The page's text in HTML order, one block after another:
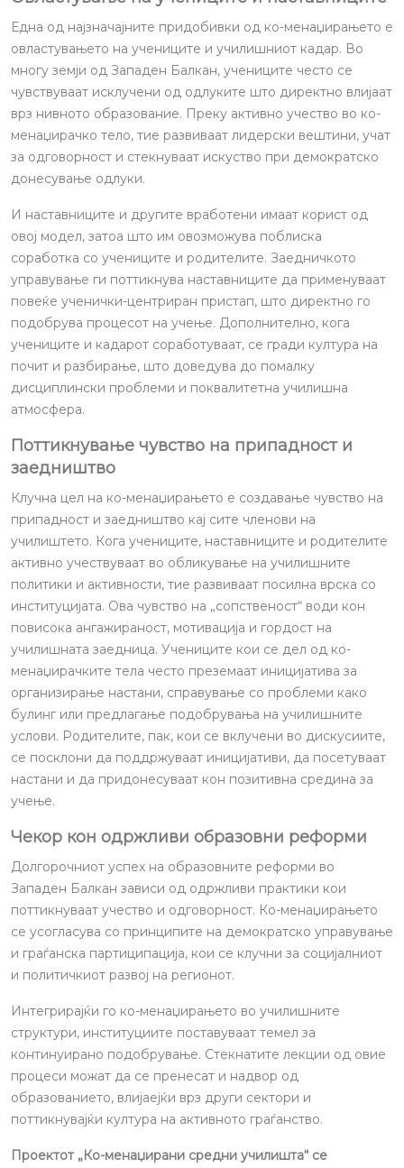
Една од најзначајните придобивки од ко-менаџирањето е
овластувањето на учениците и училишниот кадар. Во
многу земји од Западен Балкан, учениците често се
чувствуваат исклучени од одлуките што директно влијаат
врз нивното образование. Преку активно учество во ко-
менаџирачко тело, тие развиваат лидерски вештини, учат
за одговорност и стекнуваат искуство при демократско
донесување одлуки.
И наставниците и другите вработени имаат корист од
овој модел, затоа што им овозможува поблиска
соработка со учениците и родителите. Заедничкото
управување ги поттикнува наставниците да применуваат
повеќе ученички-центриран пристап, што директно го
подобрува процесот на учење. Дополнително, кога
учениците и кадарот соработуваат, се гради култура на
почит и разбирање, што доведува до помалку
дисциплински проблеми и поквалитетна училишна
атмосфера.
Поттикнување чувство на припадност и
заедништво
Клучна цел на ко-менаџирањето е создавање чувство на
припадност и заедништво кај сите членови на
училиштето. Кога учениците, наставниците и родителите
активно учествуваат во обликување на училишните
политики и активности, тие развиваат посилна врска со
институцијата. Ова чувство на „сопственост“ води кон
повисока ангажираност, мотивација и гордост на
училишната заедница. Учениците кои се дел од ко-
менаџирачките тела често преземаат иницијатива за
организирање настани, справување со проблеми како
булинг или предлагање подобрувања на училишните
услови. Родителите, пак, кои се вклучени во дискусиите,
се посклони да поддржуваат иницијативи, да посетуваат
настани и да придонесуваат кон позитивна средина за
учење.
Чекор кон одржливи образовни реформи
Долгорочниот успех на образовните реформи во
Западен Балкан зависи од одржливи практики кои
поттикнуваат учество и одговорност. Ко-менаџирањето
се усогласува со принципите на демократско управување
и граѓанска партиципација, кои се клучни за социјалниот
и политичкиот развој на регионот.
Интегрирајќи го ко-менаџирањето во училишните
структури, институциите поставуваат темел за
континуирано подобрување. Стекнатите лекции од овие
процеси можат да се пренесат и надвор од
образованието, влијаејќи врз други сектори и
поттикнувајќи култура на активното граѓанство.
Проектот „Ко-менаџирани средни училишта“ се